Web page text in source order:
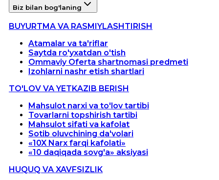
Biz bilan bog'laning
BUYURTMA VA RASMIYLASHTIRISH
Atamalar va ta'riflar
Saytda ro'yxatdan o'tish
Ommaviy Oferta shartnomasi predmeti
Izohlarni nashr etish shartlari
TO'LOV VA YETKAZIB BERISH
Mahsulot narxi va to'lov tartibi
Tovarlarni topshirish tartibi
Mahsulot sifati va kafolat
Sotib oluvchining da'volari
«10X Narx farqi kafolati»
«10 daqiqada sovg'a» aksiyasi
HUQUQ VA XAVFSIZLIK